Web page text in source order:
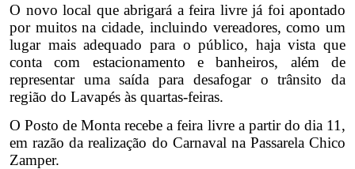
O novo local que abrigará a feira livre já foi apontado
por muitos na cidade, incluindo vereadores, como um
lugar mais adequado para o público, haja vista que
conta com estacionamento e banheiros, além de
representar uma saída para desafogar o trânsito da
região do Lavapés às quartas-feiras.
O Posto de Monta recebe a feira livre a partir do dia 11,
em razão da realização do Carnaval na Passarela Chico
Zamper.